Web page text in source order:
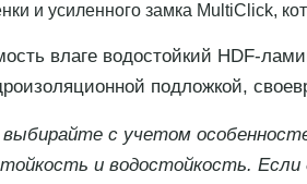
и усиленного замка MultiClick,
влаге водостойкий HDF-
подложкой,
с учетом
и водостойкость.